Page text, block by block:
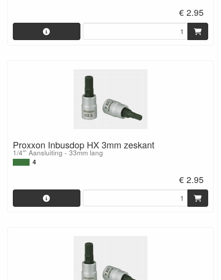
€ 2.95
Proxxon Inbusdop HX 3mm zeskant
1/4"' Aansluiting - 33mm lang
4
€ 2.95